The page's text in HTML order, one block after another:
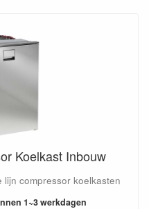
Koelkast Inbouw
lijn compressor koelkasten
1~3 werkdagen